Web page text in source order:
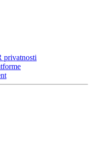
privatnosti